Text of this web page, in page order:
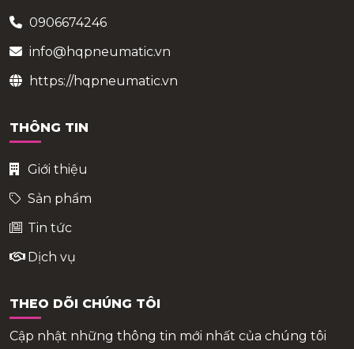
0906674246
info@hqpneumatic.vn
https://hqpneumatic.vn
THÔNG TIN
Giới thiệu
Sản phẩm
Tin tức
Dịch vụ
THEO DÕI CHÚNG TÔI
Cập nhật những thông tin mới nhất của chúng tôi